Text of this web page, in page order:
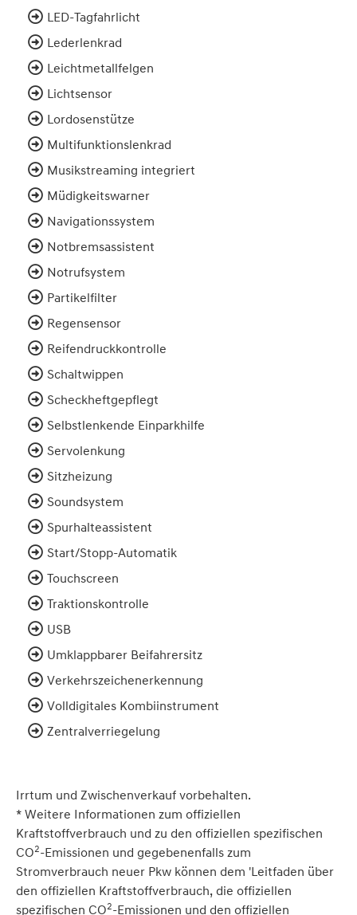
LED-Tagfahrlicht
Lederlenkrad
Leichtmetallfelgen
Lichtsensor
Lordosenstütze
Multifunktionslenkrad
Musikstreaming integriert
Müdigkeitswarner
Navigationssystem
Notbremsassistent
Notrufsystem
Partikelfilter
Regensensor
Reifendruckkontrolle
Schaltwippen
Scheckheftgepflegt
Selbstlenkende Einparkhilfe
Servolenkung
Sitzheizung
Soundsystem
Spurhalteassistent
Start/Stopp-Automatik
Touchscreen
Traktionskontrolle
USB
Umklappbarer Beifahrersitz
Verkehrszeichenerkennung
Volldigitales Kombiinstrument
Zentralverriegelung
Irrtum und Zwischenverkauf vorbehalten.
* Weitere Informationen zum offiziellen
Kraftstoffverbrauch und zu den offiziellen spezifischen
CO2-Emissionen und gegebenenfalls zum
Stromverbrauch neuer Pkw können dem 'Leitfaden über
den offiziellen Kraftstoffverbrauch, die offiziellen
spezifischen CO2-Emissionen und den offiziellen